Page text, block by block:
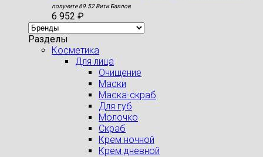
получите 69.52 Вити Баллов
6 952 ₽
Разделы
Косметика
Для лица
Очищение
Маски
Маска-скраб
Для губ
Молочко
Скраб
Крем ночной
Крем дневной